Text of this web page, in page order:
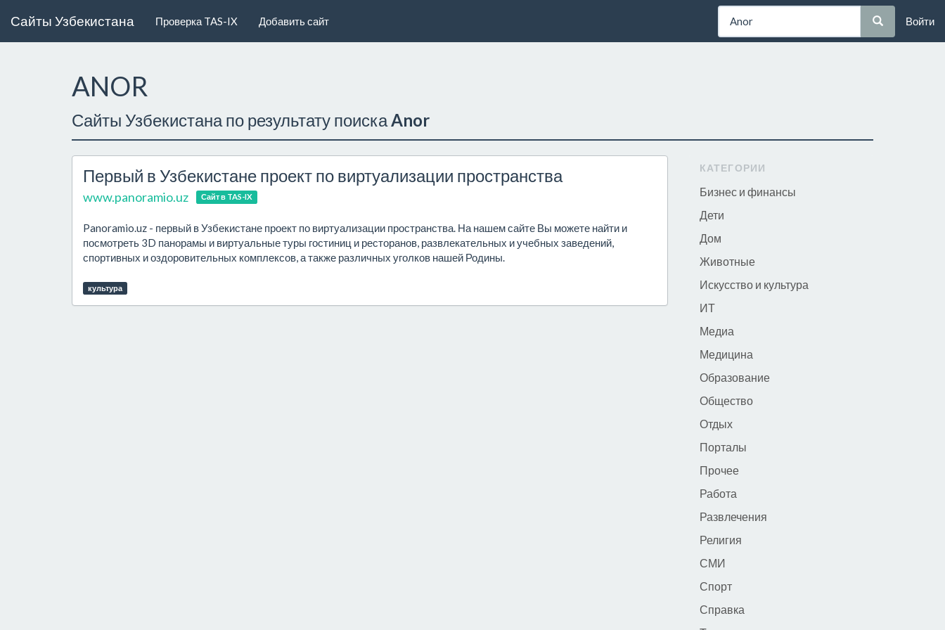
Сайты Узбекистана Проверка TAS-IX Добавить сайт Войти
ANOR
Сайты Узбекистана по результату поиска Anor
Первый в Узбекистане проект по виртуализации пространства
www.panoramio.uz Сайт в TAS-IX
Panoramio.uz - первый в Узбекистане проект по виртуализации пространства. На нашем сайте Вы можете найти и
посмотреть 3D панорамы и виртуальные туры гостиниц и ресторанов, развлекательных и учебных заведений,
спортивных и оздоровительных комплексов, а также различных уголков нашей Родины.
культура
КАТЕГОРИИ
Бизнес и финансы
Дети
Дом
Животные
Искусство и культура
ИТ
Медиа
Медицина
Образование
Общество
Отдых
Порталы
Прочее
Работа
Развлечения
Религия
СМИ
Спорт
Справка